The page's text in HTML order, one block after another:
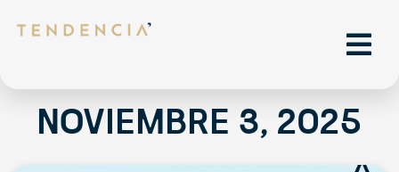
noviembre 3, 2025